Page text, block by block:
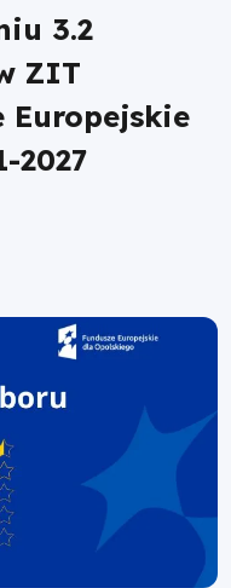
3.2
ZIT
Europejskie
2027